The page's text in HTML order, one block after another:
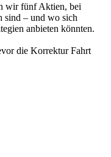
wir fünf Aktien, bei
sind – und wo sich
anbieten könnten.
die Korrektur Fahrt